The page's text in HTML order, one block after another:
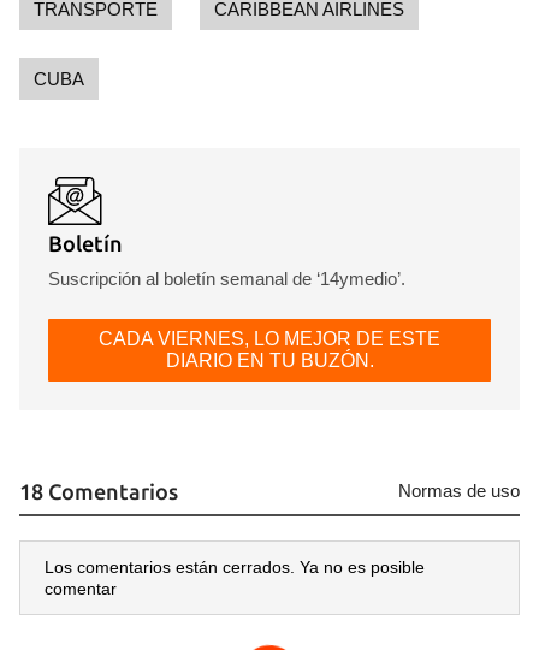
TRANSPORTE CARIBBEAN AIRLINES
CUBA
Boletín
Suscripción al boletín semanal de ‘14ymedio’.
CADA VIERNES, LO MEJOR DE ESTE
DIARIO EN TU BUZÓN.
18 Comentarios Normas de uso
Los comentarios están cerrados. Ya no es posible
comentar